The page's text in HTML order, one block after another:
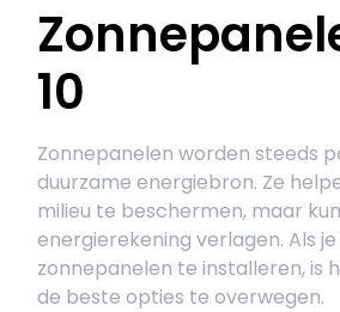
10
Zonnepanelen worden steeds
duurzame energiebron. Ze
milieu te beschermen, maar
energierekening verlagen. Als
zonnepanelen te installeren, is
de beste opties te overwegen.